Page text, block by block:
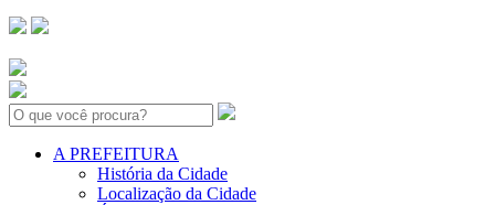
Search:
A PREFEITURA
História da Cidade
Localização da Cidade